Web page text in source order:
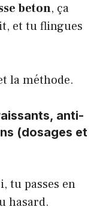
beton, ça
et tu flingues
la méthode.
anti-
(dosages et
tu passes en
hasard.